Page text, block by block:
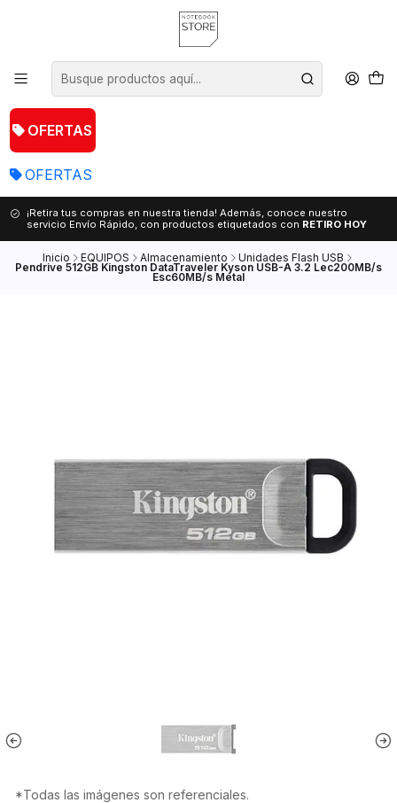
OFERTAS
OFERTAS
¡Retira tus compras en nuestra tienda! Además, conoce nuestro
servicio Envío Rápido, con productos etiquetados con RETIRO HOY
Inicio EQUIPOS Almacenamiento Unidades Flash USB
Pendrive 512GB Kingston DataTraveler Kyson USB-A 3.2 Lec200MB/s
Esc60MB/s Metal
*Todas las imágenes son referenciales.